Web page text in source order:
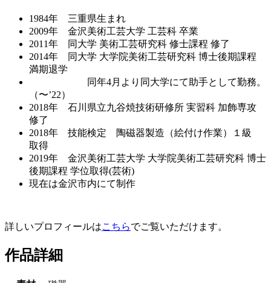
1984年 三重県生まれ
2009年 金沢美術工芸大学 工芸科 卒業
2011年 同大学 美術工芸研究科 修士課程 修了
2014年 同大学 大学院美術工芸研究科 博士後期課程
満期退学
同年4月より同大学にて助手として勤務。
（〜’22）
2018年 石川県立九谷焼技術研修所 実習科 加飾専攻
修了
2018年 技能検定 陶磁器製造（絵付け作業）１級
取得
2019年 金沢美術工芸大学 大学院美術工芸研究科 博士
後期課程 学位取得(芸術)
現在は金沢市内にて制作
詳しいプロフィールはこちらでご覧いただけます。
作品詳細